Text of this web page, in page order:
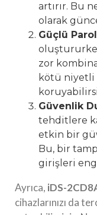
artırır. Bu
olarak
Güçlü
zor
kötü niyetli
Güvenlik
tehditlere
etkin bir
Bu, bir
girişleri
Ayrıca, iDS-
cihazlarınızı da